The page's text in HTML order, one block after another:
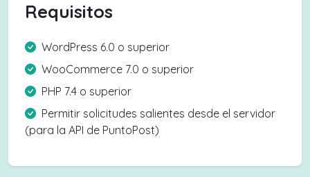
Requisitos
WordPress 6.0 o superior
WooCommerce 7.0 o superior
PHP 7.4 o superior
Permitir solicitudes salientes desde el servidor
(para la API de PuntoPost)